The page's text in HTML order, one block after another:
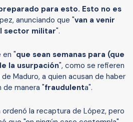
para esto. Esto no es
anunciando que "van a venir
sector militar".
en "que sean semanas para (que
la usurpación", como se refieren
Maduro, a quien acusan de haber
manera "fraudulenta".
la recaptura de López, pero